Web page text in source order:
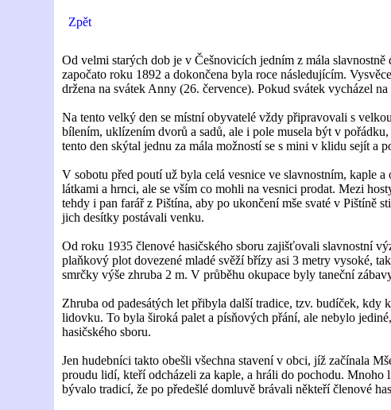
Zpět
Od velmi starých dob je v Češnovicích jedním z mála
započato roku 1892 a dokončena byla roce následujícím.
držena na svátek Anny (26. července). Pokud svátek vycházel
Na tento velký den se místní obyvatelé vždy připravovali s
bílením, uklízením dvorů a sadů, ale i pole musela být v
tento den skýtal jednu za mála možností se s mini v klidu sejít a
V sobotu před poutí už byla celá vesnice ve slavnostním, kaple
látkami a hrnci, ale se vším co mohli na vesnici prodat. Mezi
tehdy i pan farář z Pištína, aby po ukončení mše svaté v Pištíně
jich desítky postávali venku.
Od roku 1935 členové hasičského sboru zajišťovali slavnostní
plaňkový plot dovezené mladé svěží břízy asi 3 metry vysoké,
smrčky výše zhruba 2 m. V průběhu okupace byly taneční
Zhruba od padesátých let přibyla další tradice, tzv. budíček, kdy
lidovku. To byla široká palet a písňových přání, ale nebylo
hasičského sboru.
Jen hudebníci takto obešli všechna stavení v obci, jíž začínala
proudu lidí, kteří odcházeli za kaple, a hráli do pochodu.
bývalo tradicí, že po předešlé domluvě brávali někteří členové